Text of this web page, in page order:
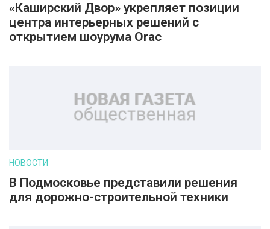
«Каширский Двор» укрепляет позиции
центра интерьерных решений с
открытием шоурума Orac
НОВОСТИ
В Подмосковье представили решения
для дорожно-строительной техники